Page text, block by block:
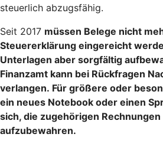
steuerlich abzugsfähig.
Seit 2017 müssen Belege nicht
Steuererklärung eingereicht
Unterlagen aber sorgfältig
Finanzamt kann bei Rückfragen
verlangen. Für größere oder
ein neues Notebook oder einen
sich, die zugehörigen
aufzubewahren.